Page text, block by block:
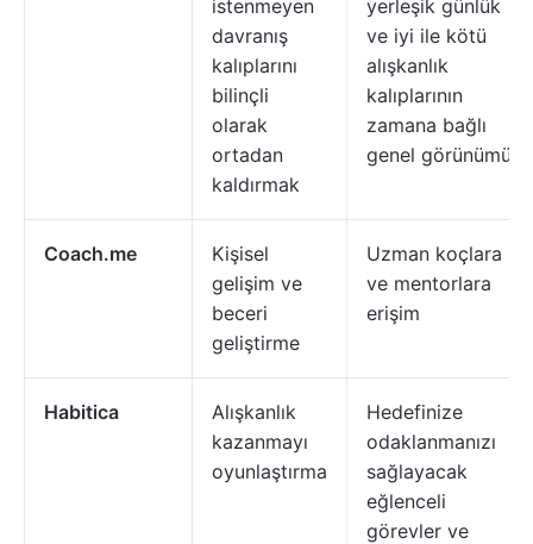
istenmeyen
davranış
kalıplarını
bilinçli
olarak
ortadan
kaldırmak
yerleşik günlük
ve iyi ile kötü
alışkanlık
kalıplarının
zamana bağlı
genel görünümü
Coach.me
Kişisel
gelişim ve
beceri
geliştirme
Uzman koçlara
ve mentorlara
erişim
Habitica
Alışkanlık
kazanmayı
oyunlaştırma
Hedefinize
odaklanmanızı
sağlayacak
eğlenceli
görevler ve